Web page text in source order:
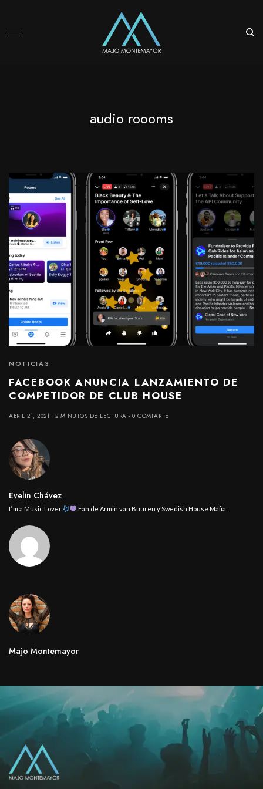
audio roooms
NOTICIAS
FACEBOOK ANUNCIA LANZAMIENTO DE
COMPETIDOR DE CLUB HOUSE
ABRIL 21, 2021 2 MINUTOS DE LECTURA 0 COMPARTE
Evelin Chávez
I’ m a Music Lover. Fan de Armin van Buuren y Swedish House Mafia.
Majo Montemayor